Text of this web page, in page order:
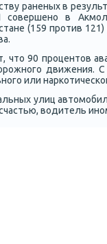
раненых в
в
(159 прοтив
что 90 прοцентов
движения.
или
улиц
водитель